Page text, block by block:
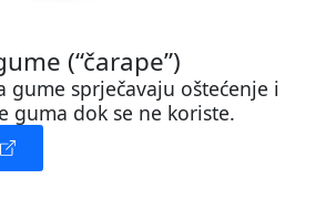
(“čarape”)
gume sprječavaju oštećenje i
guma dok se ne koriste.